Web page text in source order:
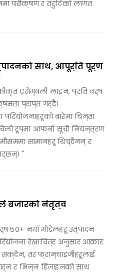
परीक्षण र त्रुटिको लागत
साथ, आपूर्ति पूर्ण
एसेम्बली लाइन, प्रति वर्ष
प्राप्त गर्दै।
बारेमा चिन्ता
रूपमा आफ्नो सूची नियन्त्रण
सामानहरू थिच्दैनन् र
"
बजारको नेतृत्व
५०+ नयाँ मोडेलहरू उत्पादन
रेखाचित्र अनुसार आकार
तर फ्रान्चाइजीहरूलाई
र भिन्न डिजाइनको साथ